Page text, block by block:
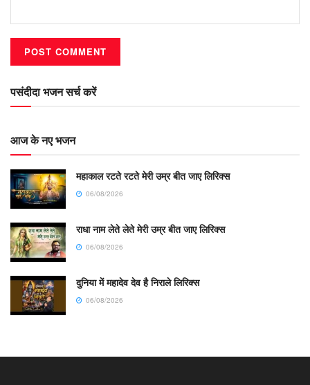
पसंदीदा भजन सर्च करें
आज के नए भजन
महाकाल रटते रटते मेरी उम्र बीत जाए लिरिक्स
06/08/2026
राधा नाम लेते लेते मेरी उम्र बीत जाए लिरिक्स
06/08/2026
दुनिया में महादेव देव है निराले लिरिक्स
06/08/2026